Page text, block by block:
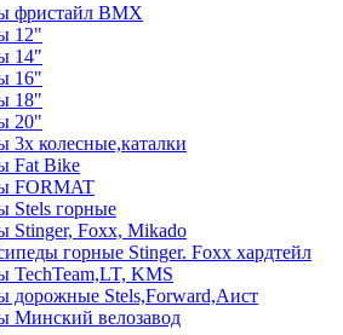
фристайл ВМХ
12"
14"
16"
18"
20"
3х колесные,каталки
Fat Bike
FORMAT
Stels горные
Stinger, Foxx, Mikado
горные Stinger. Foxx хардтейл
TechTeam,LT, KMS
дорожные Stels,Forward,Аист
Минский велозавод